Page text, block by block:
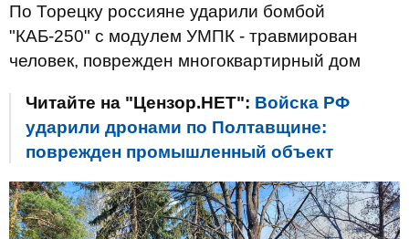
По Торецку россияне ударили бомбой
"КАБ-250" с модулем УМПК - травмирован
человек, поврежден многоквартирный дом
Читайте на "Цензор.НЕТ": Войска РФ
ударили дронами по Полтавщине:
поврежден промышленный объект